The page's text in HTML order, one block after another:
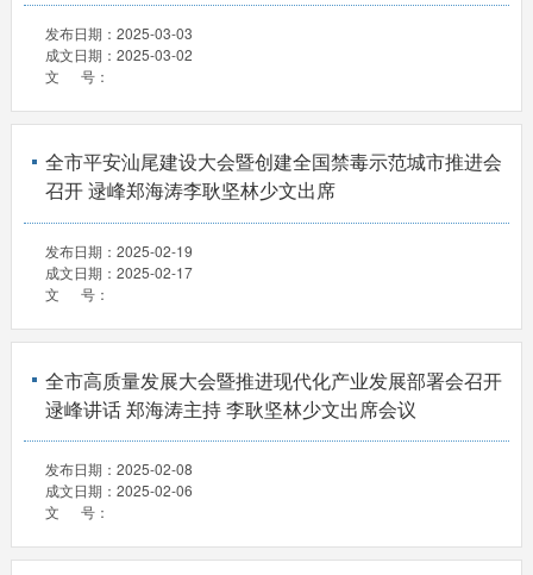
发布日期： 2025-03-03
成文日期： 2025-03-02
文 号：
全市平安汕尾建设大会暨创建全国禁毒示范城市推进会
召开 逯峰郑海涛李耿坚林少文出席
发布日期： 2025-02-19
成文日期： 2025-02-17
文 号：
全市高质量发展大会暨推进现代化产业发展部署会召开
逯峰讲话 郑海涛主持 李耿坚林少文出席会议
发布日期： 2025-02-08
成文日期： 2025-02-06
文 号：